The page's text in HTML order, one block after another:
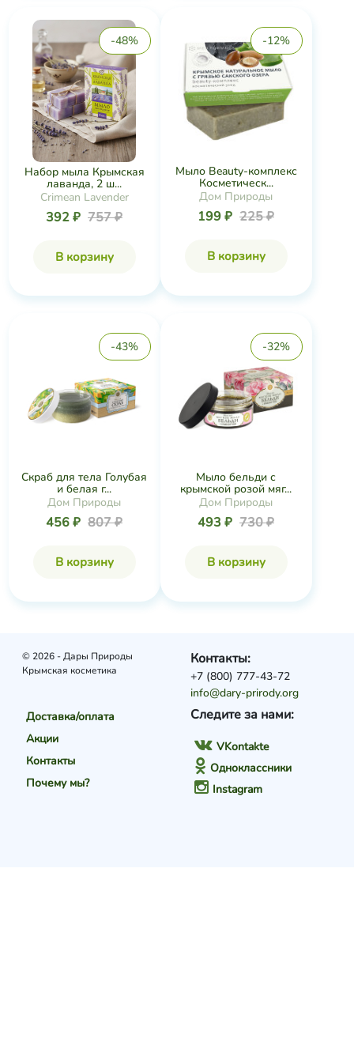
-48%
Набор мыла Крымская
лаванда, 2 ш...
Crimean Lavender
392 ₽ 757 ₽
В корзину
-12%
Мыло Beauty-комплекс
Косметическ...
Дом Природы
199 ₽ 225 ₽
В корзину
-43%
Скраб для тела Голубая
и белая г...
Дом Природы
456 ₽ 807 ₽
В корзину
-32%
Мыло бельди с
крымской розой мяг...
Дом Природы
493 ₽ 730 ₽
В корзину
© 2026 - Дары Природы
Крымская косметика
Доставка/оплата
Акции
Контакты
Почему мы?
Следите за нами:
VKontakte
Одноклассники
Instagram
Контакты:
+7 (800) 777-43-72
info@dary-prirody.org